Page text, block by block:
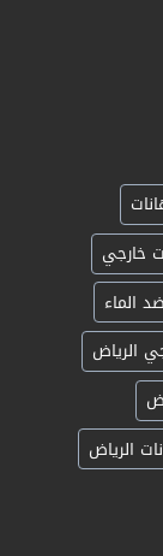
خارجي
الماء
الرياض
الرياض